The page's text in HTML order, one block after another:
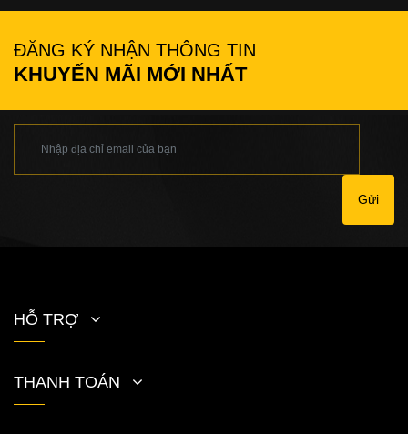
ĐĂNG KÝ NHẬN THÔNG TIN
KHUYẾN MÃI MỚI NHẤT
Gửi
HỖ TRỢ
THANH TOÁN